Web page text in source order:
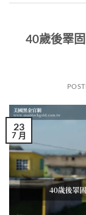
40歲後睪
23
7 月